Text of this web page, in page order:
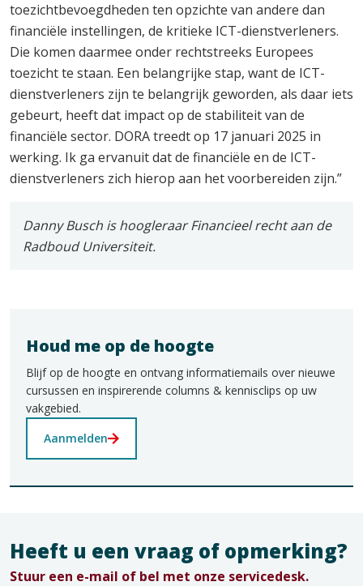
toezichtbevoegdheden ten opzichte van andere dan
financiële instellingen, de kritieke ICT-dienstverleners.
Die komen daarmee onder rechtstreeks Europees
toezicht te staan. Een belangrijke stap, want de ICT-
dienstverleners zijn te belangrijk geworden, als daar iets
gebeurt, heeft dat impact op de stabiliteit van de
financiële sector. DORA treedt op 17 januari 2025 in
werking. Ik ga ervanuit dat de financiële en de ICT-
dienstverleners zich hierop aan het voorbereiden zijn.”
Danny Busch is hoogleraar Financieel recht aan de
Radboud Universiteit.
Houd me op de hoogte
Blijf op de hoogte en ontvang informatiemails over nieuwe
cursussen en inspirerende columns & kennisclips op uw
vakgebied.
Aanmelden
Heeft u een vraag of opmerking?
Stuur een e-mail of bel met onze servicedesk.